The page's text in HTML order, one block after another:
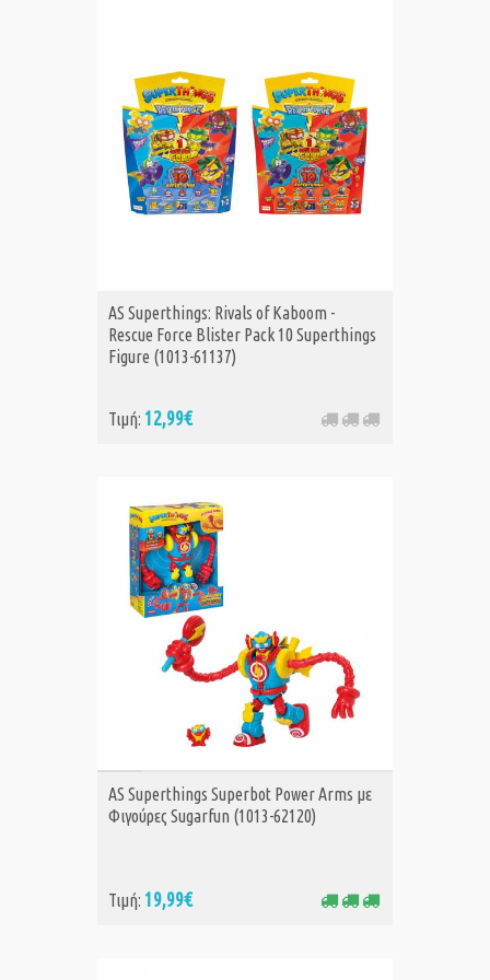
AS Superthings: Rivals of Kaboom -
Rescue Force Blister Pack 10 Superthings
Figure (1013-61137)
Τιμή: 12,99€
ΑΓΟΡΑ
AS Superthings Superbot Power Arms με
Φιγούρες Sugarfun (1013-62120)
Τιμή: 19,99€